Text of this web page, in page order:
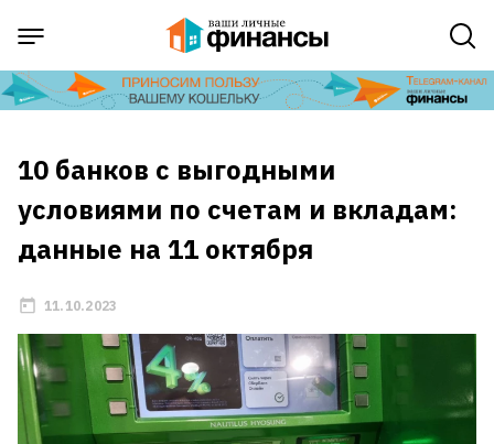
10 банков с выгодными
условиями по счетам и вкладам:
данные на 11 октября
11.10.2023